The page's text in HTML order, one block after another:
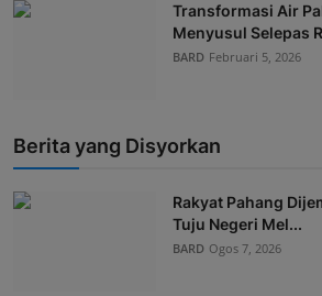
Transformasi Air
Menyusul Selepas
BARD Februari 5, 2026
Berita yang Disyorkan
Rakyat Pahang
Tuju Negeri Mel...
BARD Ogos 7, 2026